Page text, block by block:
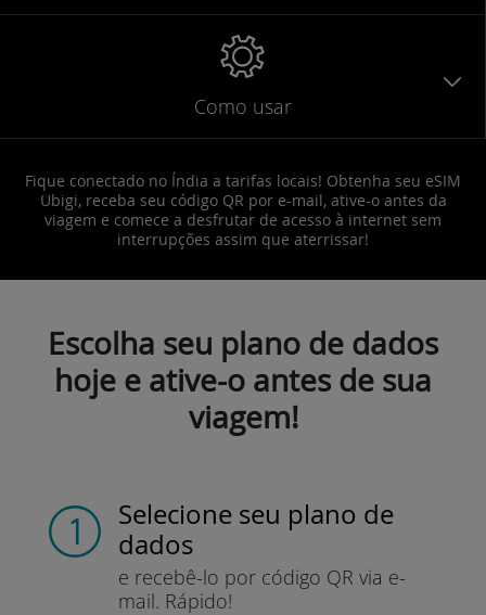
Como usar
Fique conectado no Índia a tarifas locais! Obtenha seu eSIM
Ubigi, receba seu código QR por e-mail, ative-o antes da
viagem e comece a desfrutar de acesso à internet sem
interrupções assim que aterrissar!
Escolha seu plano de dados
hoje e ative-o antes de sua
viagem!
Selecione seu plano de
dados
e recebê-lo por código QR via e-
mail. Rápido!